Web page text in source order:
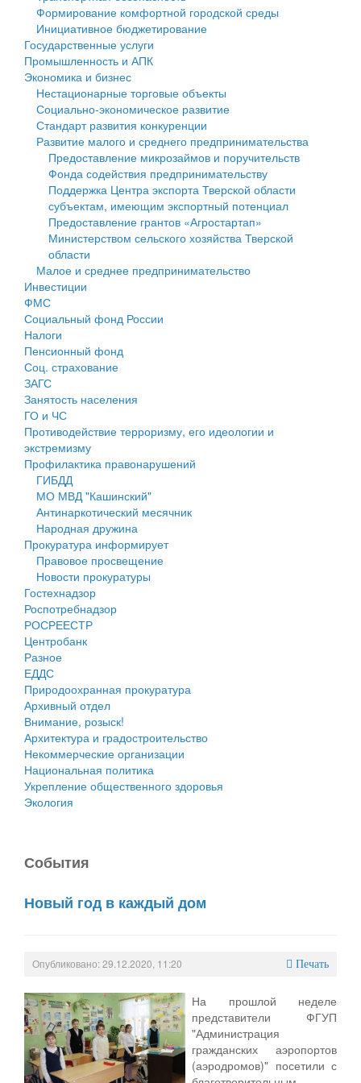
Государственные услуги
Промышленность и АПК
Экономика и бизнес
Символика
Устав
Гостям округа
Туризм
Культура
Образование
Здравоохранение
Социальная защита
Фотоальбом
муниципального округа Тверской области
Администрация Кашинского муниципального округа
Тверской области
Управление сельскими территориями
Открытые данные
Работа с обращениями граждан
Муниципальный контроль
Муниципальные услуги
Проекты административных регламентов
Антимонопольный комплаенс
Противодействие коррупции
Финансовое управление
Бюджет для граждан
Имущество
Выявление правообладателей ранее учтенных
объектов недвижимости
Имущественная поддержка субъектов малого и
среднего предпринимательства
Информационная поддержка субъектов малого и
среднего предпринимательства
Муниципальные программы
Контрольно-счетная палата
Персональные данные
Оценка регулирующего воздействия
Деятельность МУ
Нормативы градостроительного проектирования
Правила землепользования и застройки
Генеральные планы
Проекты планировки территории
Собрание депутатов
Городское поселение
Сельские поселения
Формирование комфортной городской среды
Инициативное бюджетирование
Государственные услуги
Промышленность и АПК
Экономика и бизнес
Нестационарные торговые объекты
Социально-экономическое развитие
Стандарт развития конкуренции
Развитие малого и среднего предпринимательства
Предоставление микрозаймов и поручительств
Фонда содействия предпринимательству
Поддержка Центра экспорта Тверской области
субъектам, имеющим экспортный потенциал
Предоставление грантов «Агростартап»
Министерством сельского хозяйства Тверской
области
Малое и среднее предпринимательство
Инвестиции
ФМС
Социальный фонд России
Налоги
Пенсионный фонд
Соц. страхование
ЗАГС
Занятость населения
ГО и ЧС
Противодействие терроризму, его идеологии и
экстремизму
Профилактика правонарушений
ГИБДД
МО МВД "Кашинский"
Антинаркотический месячник
Народная дружина
Прокуратура информирует
Правовое просвещение
Новости прокуратуры
Гостехнадзор
Роспотребнадзор
РОСРЕЕСТР
Центробанк
Разное
ЕДДС
Природоохранная прокуратура
Архивный отдел
Внимание, розыск!
Архитектура и градостроительство
Некоммерческие организации
Национальная политика
Укрепление общественного здоровья
Экология
События
Новый год в каждый дом
Опубликовано: 29.12.2020, 11:20 Печать
На прошлой неделе
представители ФГУП
"Администрация
гражданских аэропортов
(аэродромов)" посетили с